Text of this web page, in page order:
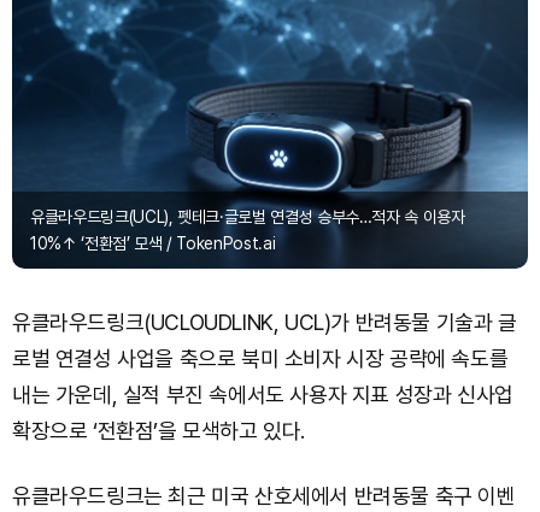
유클라우드링크(UCL), 펫테크·글로벌 연결성 승부수…적자 속 이용자
10%↑ ‘전환점’ 모색 / TokenPost.ai
유클라우드링크(UCLOUDLINK, UCL)가 반려동물 기술과 글
로벌 연결성 사업을 축으로 북미 소비자 시장 공략에 속도를
내는 가운데, 실적 부진 속에서도 사용자 지표 성장과 신사업
확장으로 ‘전환점’을 모색하고 있다.
유클라우드링크는 최근 미국 산호세에서 반려동물 축구 이벤